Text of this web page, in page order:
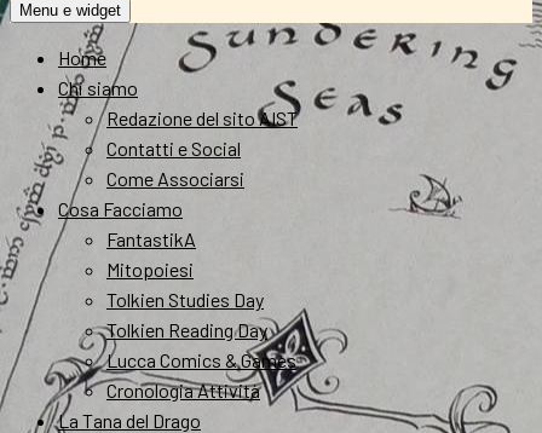
Menu e widget
Home
Chi siamo
Redazione del sito AIST
Contatti e Social
Come Associarsi
Cosa Facciamo
FantastikA
Mitopoiesi
Tolkien Studies Day
Tolkien Reading Day
Lucca Comics & Games
Cronologia Attività
La Tana del Drago